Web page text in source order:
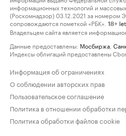
информационных технологий и
(Роскомнадзор) 03.12.2021 за
сопровождаются пометкой «РБК».
18+
Владельцем сайта является
Данные предоставлены: Мосбиржа
Индексы облигаций предоставлены
Информация об ограничениях
О соблюдении авторских прав
Пользовательское соглашение
Политика в отношении обработки
Политика обработки файлов cookie